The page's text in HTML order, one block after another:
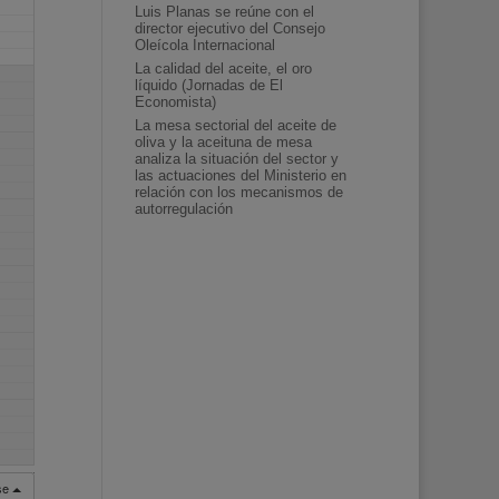
Luis Planas se reúne con el
director ejecutivo del Consejo
Oleícola Internacional
La calidad del aceite, el oro
líquido (Jornadas de El
Economista)
La mesa sectorial del aceite de
oliva y la aceituna de mesa
analiza la situación del sector y
las actuaciones del Ministerio en
relación con los mecanismos de
autorregulación